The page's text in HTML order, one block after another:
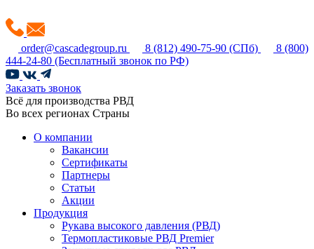
order@cascadegroup.ru 8 (812) 490-75-90 (СПб)
8 (800)
444-24-80 (Бесплатный звонок по РФ)
Заказать звонок
Всё для производства РВД
Во всех регионах Страны
О компании
Вакансии
Сертификаты
Партнеры
Статьи
Акции
Продукция
Рукава высокого давления (РВД)
Термопластиковые РВД Premier